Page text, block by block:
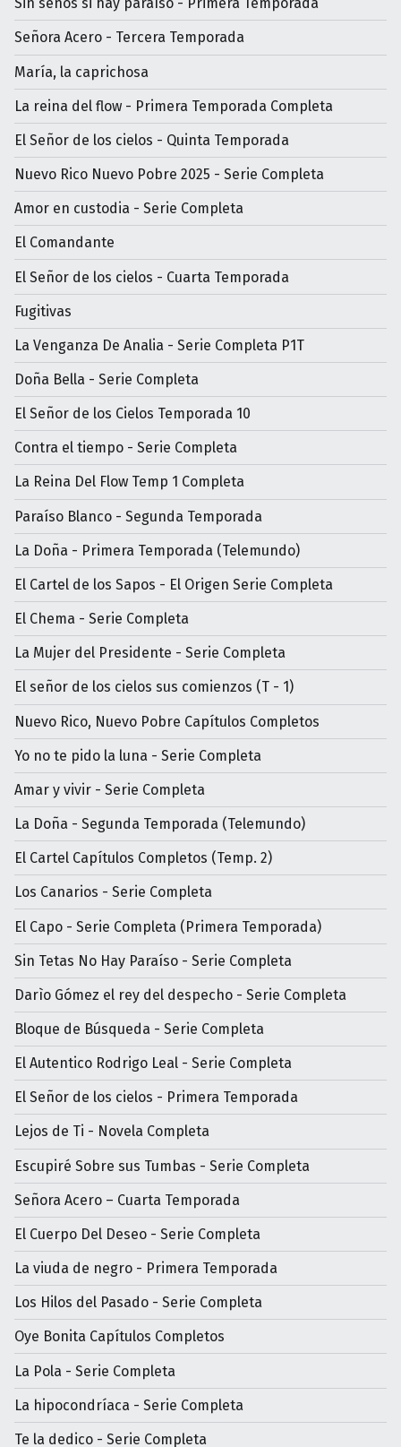
Señora Acero - Tercera Temporada
María, la caprichosa
La reina del flow - Primera Temporada Completa
El Señor de los cielos - Quinta Temporada
Nuevo Rico Nuevo Pobre 2025 - Serie Completa
Amor en custodia - Serie Completa
El Comandante
El Señor de los cielos - Cuarta Temporada
Fugitivas
La Venganza De Analia - Serie Completa P1T
Doña Bella - Serie Completa
El Señor de los Cielos Temporada 10
Contra el tiempo - Serie Completa
La Reina Del Flow Temp 1 Completa
Paraíso Blanco - Segunda Temporada
La Doña - Primera Temporada (Telemundo)
El Cartel de los Sapos - El Origen Serie Completa
El Chema - Serie Completa
La Mujer del Presidente - Serie Completa
El señor de los cielos sus comienzos (T - 1)
Nuevo Rico, Nuevo Pobre Capítulos Completos
Yo no te pido la luna - Serie Completa
Amar y vivir - Serie Completa
La Doña - Segunda Temporada (Telemundo)
El Cartel Capítulos Completos (Temp. 2)
Los Canarios - Serie Completa
El Capo - Serie Completa (Primera Temporada)
Sin Tetas No Hay Paraíso - Serie Completa
Darìo Gómez el rey del despecho - Serie Completa
Bloque de Búsqueda - Serie Completa
El Autentico Rodrigo Leal - Serie Completa
El Señor de los cielos - Primera Temporada
Lejos de Ti - Novela Completa
Escupiré Sobre sus Tumbas - Serie Completa
Señora Acero – Cuarta Temporada
El Cuerpo Del Deseo - Serie Completa
La viuda de negro - Primera Temporada
Los Hilos del Pasado - Serie Completa
Oye Bonita Capítulos Completos
La Pola - Serie Completa
La hipocondríaca - Serie Completa
Te la dedico - Serie Completa